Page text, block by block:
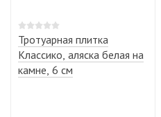
Тротуарная плитка
Классико, аляска белая на
камне, 6 см